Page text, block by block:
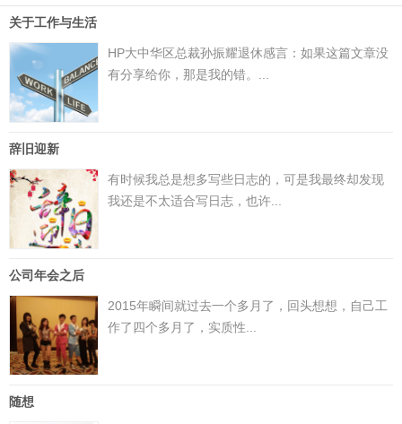
关于工作与生活
HP大中华区总裁孙振耀退休感言：如果这篇文章没
有分享给你，那是我的错。...
辞旧迎新
有时候我总是想多写些日志的，可是我最终却发现
我还是不太适合写日志，也许...
公司年会之后
2015年瞬间就过去一个多月了，回头想想，自己工
作了四个多月了，实质性...
随想